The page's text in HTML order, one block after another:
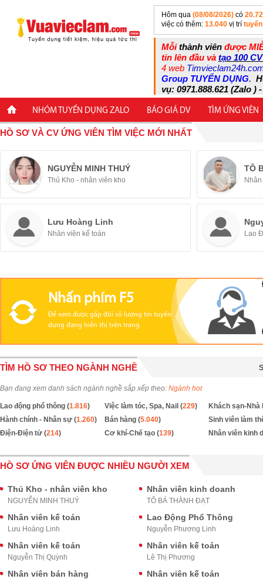
Hôm qua (08/08/2026) có
việc có thêm: 13.040 vị trí
Mỗithành viên được
tin lên đầu và tạo 100
4 web
Group TUYỂN DỤNG.
vụ: 0971.888.621 (Zalo )
NHÓM TUYỂN DỤNG ZALO BÁO GIÁ DV TÌM ỨNG VIÊN
HỒ SƠ VÀ CV ỨNG VIÊN TÌM VIỆC MỚI NHẤT
NGUYỄN MINH THUÝ
Thủ Kho - nhân viên kho
TÔ
Lưu Hoàng Linh
Nhân viên kế toán Lao
Nhấn phím F5
Để xem được gấp đôi số lượng tin tuyển
dụng đang hiển thị trên trang
TÌM HỒ SƠ THEO NGÀNH NGHỀ
Bạn đang xem danh sách ngành nghề sắp xếp theo: Ngành hot
Lao động phổ thông (1.816) Việc làm tóc, Spa, Nail (229)
Khách sạn-Nhà
Hành chính - Nhân sự (1.260) Bán hàng (5.040)
Sinh viên làm
Điện-Điện tử (214) Cơ khí-Chế tạo (139) Nhân viên kinh
HỒ SƠ ỨNG VIÊN ĐƯỢC NHIỀU NGƯỜI XEM
Thủ Kho - nhân viên kho
NGUYỄN MINH THUÝ
Nhân viên kinh doanh
TÔ BÁ THÀNH ĐẠT
Nhân viên kế toán
Lưu Hoàng Linh
Lao Động Phổ Thông
Nguyễn Phương Linh
Nhân viên kế toán
Nguyễn Thị Quỳnh
Nhân viên kế toán
Lê Thị Phương
Nhân viên bán hàng Nhân viên kế toán